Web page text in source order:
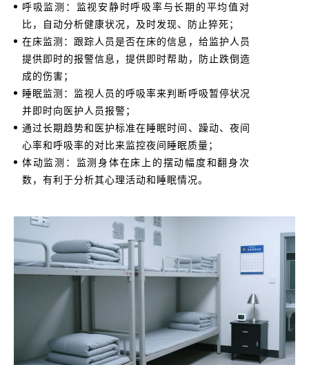
呼吸监测：监视安静时呼吸率与长期的平均值对
比，自动分析健康状况，及时发现、防止猝死；
在床监测：跟踪人员是否在床的信息，给监护人员
提供即时的报警信息，提供即时帮助，防止跌倒造
成的伤害；
睡眠监测：监视人员的呼吸率来判断呼吸暂停状况
并即时向医护人员报警；
通过长期趋势和医护标准在睡眠时间、躁动、夜间
心率和呼吸率的对比来监控夜间睡眠质量；
体动监测：监测身体在床上的摆动幅度和翻身次
数，有利于分析其心理活动和睡眠情况。